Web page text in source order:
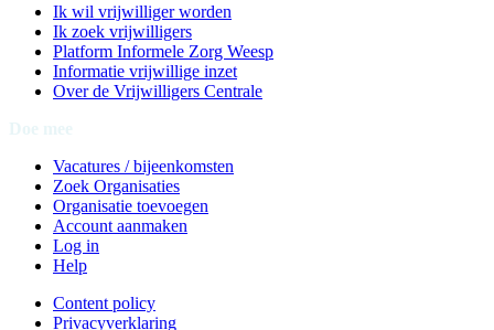
Ik wil vrijwilliger worden
Ik zoek vrijwilligers
Platform Informele Zorg Weesp
Informatie vrijwillige inzet
Over de Vrijwilligers Centrale
Vacatures / bijeenkomsten
Zoek Organisaties
Organisatie toevoegen
Account aanmaken
Log in
Help
Content policy
Privacyverklaring